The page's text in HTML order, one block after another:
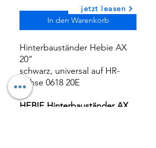
In den Warenkorb
Hinterbauständer Hebie AX
20"
schwarz, universal auf HR-
Achse 0618 20E
HEBIE Hinterbauständer AX
jetzt leasen